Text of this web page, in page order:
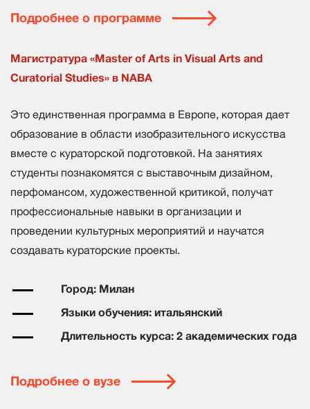
Подробнее о программе
Магистратура «Master of Arts in Visual Arts and
Curatorial Studies» в NABA
Это единственная программа в Европе, которая дает
образование в области изобразительного искусства
вместе с кураторской подготовкой. На занятиях
студенты познакомятся с выставочным дизайном,
перфомансом, художественной критикой, получат
профессиональные навыки в организации и
проведении культурных мероприятий и научатся
создавать кураторские проекты.
Город: Милан
Языки обучения: итальянский
Длительность курса: 2 академических года
Подробнее о вузе